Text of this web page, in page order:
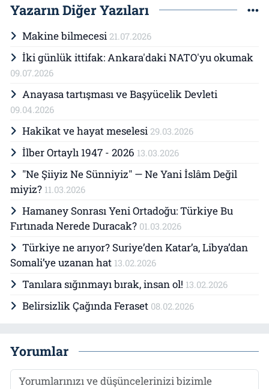
Yazarın Diğer Yazıları
Makine bilmecesi 21.07.2026
İki günlük ittifak: Ankara'daki NATO'yu okumak
09.07.2026
Anayasa tartışması ve Başyücelik Devleti
09.04.2026
Hakikat ve hayat meselesi 29.03.2026
İlber Ortaylı 1947 - 2026 13.03.2026
"Ne Şiiyiz Ne Sünniyiz" — Ne Yani İslâm Değil
miyiz? 11.03.2026
Hamaney Sonrası Yeni Ortadoğu: Türkiye Bu
Fırtınada Nerede Duracak? 01.03.2026
Türkiye ne arıyor? Suriye’den Katar’a, Libya’dan
Somali’ye uzanan hat 13.02.2026
Tanılara sığınmayı bırak, insan ol! 13.02.2026
Belirsizlik Çağında Feraset 08.02.2026
Yorumlar